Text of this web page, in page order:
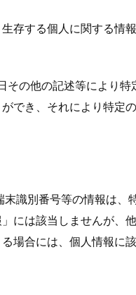
存する個人に関する情
その他の記述等により
でき、それにより特定
識別番号等の情報は、
には該当しませんが、
場合には、個人情報に